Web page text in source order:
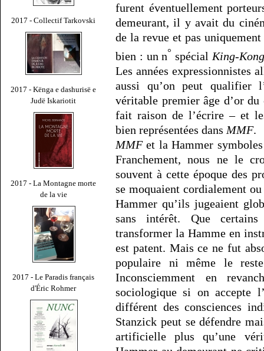
2017 - Collectif Tarkovski
2017 - Kënga e dashurisë e
Judë Iskariotit
2017 - La Montagne morte
de la vie
2017 - Le Paradis français
d'Éric Rohmer
furent éventuellement
demeurant, il y avait du
de la revue et pas
bien : un n° spécial King-
Les années expressionnistes
aussi qu’on peut qualifier
véritable premier âge d’or
fait raison de l’écrire – et
bien représentées dans MMF.
MMFet la Hammer
Franchement, nous ne le
souvent à cette époque des
se moquaient cordialement
Hammer qu’ils jugeaient
sans intérêt. Que
transformer la Hamme en
est patent. Mais ce ne fut
populaire ni même le
Inconsciemment en
sociologique si on accepte
différent des consciences
Stanzick peut se défendre
artificielle plus qu’une